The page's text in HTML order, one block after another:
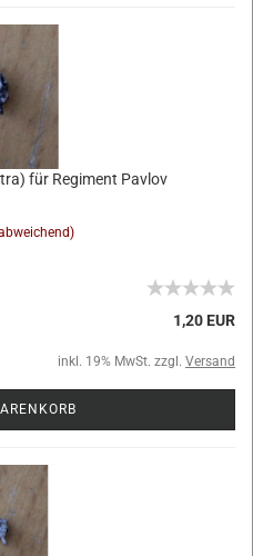
für Regiment Pavlov
1,20 EUR
inkl. 19% MwSt. zzgl. Versand